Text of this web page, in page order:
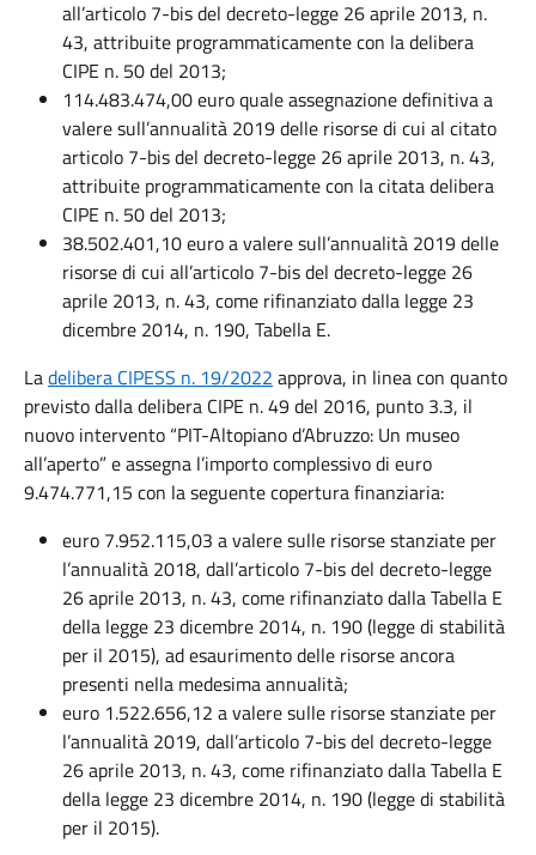
all’articolo 7-bis del decreto-legge 26 aprile 2013, n.
43, attribuite programmaticamente con la delibera
CIPE n. 50 del 2013;
114.483.474,00 euro quale assegnazione definitiva a
valere sull’annualità 2019 delle risorse di cui al citato
articolo 7-bis del decreto-legge 26 aprile 2013, n. 43,
attribuite programmaticamente con la citata delibera
CIPE n. 50 del 2013;
38.502.401,10 euro a valere sull’annualità 2019 delle
risorse di cui all’articolo 7-bis del decreto-legge 26
aprile 2013, n. 43, come rifinanziato dalla legge 23
dicembre 2014, n. 190, Tabella E.
Ladelibera CIPESS n. 19/2022 approva, in linea con quanto
previsto dalla delibera CIPE n. 49 del 2016, punto 3.3, il
nuovo intervento “PIT-Altopiano d’Abruzzo: Un museo
all’aperto” e assegna l’importo complessivo di euro
9.474.771,15 con la seguente copertura finanziaria:
euro 7.952.115,03 a valere sulle risorse stanziate per
l’annualità 2018, dall’articolo 7-bis del decreto-legge
26 aprile 2013, n. 43, come rifinanziato dalla Tabella E
della legge 23 dicembre 2014, n. 190 (legge di stabilità
per il 2015), ad esaurimento delle risorse ancora
presenti nella medesima annualità;
euro 1.522.656,12 a valere sulle risorse stanziate per
l’annualità 2019, dall’articolo 7-bis del decreto-legge
26 aprile 2013, n. 43, come rifinanziato dalla Tabella E
della legge 23 dicembre 2014, n. 190 (legge di stabilità
per il 2015).